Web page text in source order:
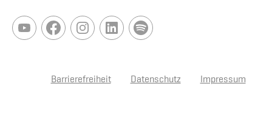
Barrierefreiheit Datenschutz Impressum